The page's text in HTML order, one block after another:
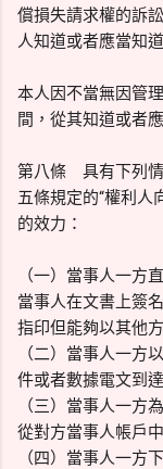
償損失請求權的訴
人知道或者應當知
本人因不當無因管
間，從其知道或者
第八條 具有下列情
五條規定的“權利人
的效力：
（一）當事人一方
當事人在文書上簽
指印但能夠以其他
（二）當事人一方
件或者數據電文到
（三）當事人一方
從對方當事人帳戶
（四）當事人一方